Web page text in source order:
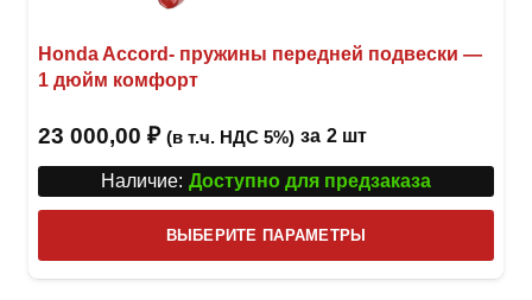
Honda Accord- пружины передней подвески —
1 дюйм комфорт
23 000,00 ₽ (в т.ч. НДС 5%) за 2 шт
Наличие: Доступно для предзаказа
ВЫБЕРИТЕ ПАРАМЕТРЫ
товар